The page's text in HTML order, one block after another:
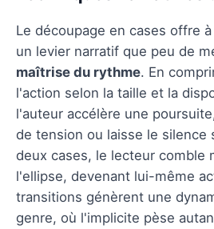
Le découpage en cases offre
un levier narratif que peu de
maîtrise du rythme. En
l'action selon la taille et la
l'auteur accélère une
de tension ou laisse le silence
deux cases, le lecteur comble
l'ellipse, devenant lui-même
transitions génèrent une
genre, où l'implicite pèse